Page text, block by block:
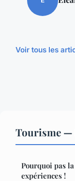
Voir tous les
Tourisme —
Pourquoi pas
expériences !